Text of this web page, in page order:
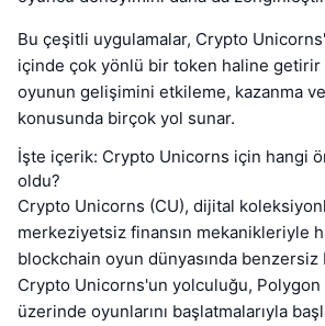
Bu çeşitli uygulamalar, Crypto
içinde çok yönlü bir token haline getirir
oyunun gelişimini etkileme, kazanma
konusunda birçok yol sunar.
İşte içerik: Crypto Unicorns için hangi
oldu?
Crypto Unicorns (CU), dijital
merkeziyetsiz finansın mekanikleriyle
blockchain oyun dünyasında
Crypto Unicorns'un yolculuğu, Polygon
üzerinde oyunlarını başlatmalarıyla